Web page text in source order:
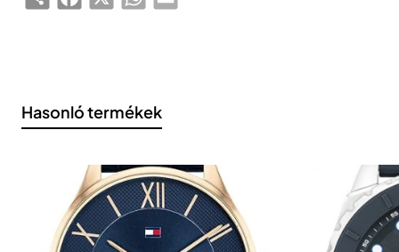
Hasonló termékek